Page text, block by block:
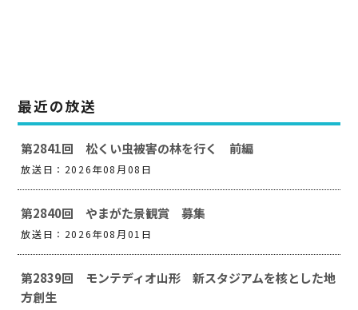
最近の放送
第2841回 松くい虫被害の林を行く 前編
放送日：2026年08月08日
第2840回 やまがた景観賞 募集
放送日：2026年08月01日
第2839回 モンテディオ山形 新スタジアムを核とした地
方創生